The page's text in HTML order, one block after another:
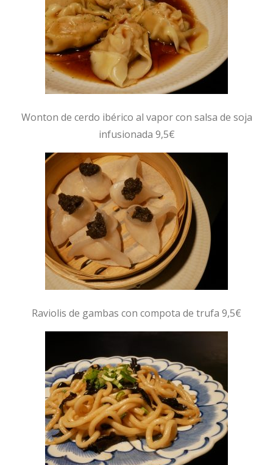
Wonton de cerdo ibérico al vapor con salsa de soja
infusionada 9,5€
Raviolis de gambas con compota de trufa 9,5€